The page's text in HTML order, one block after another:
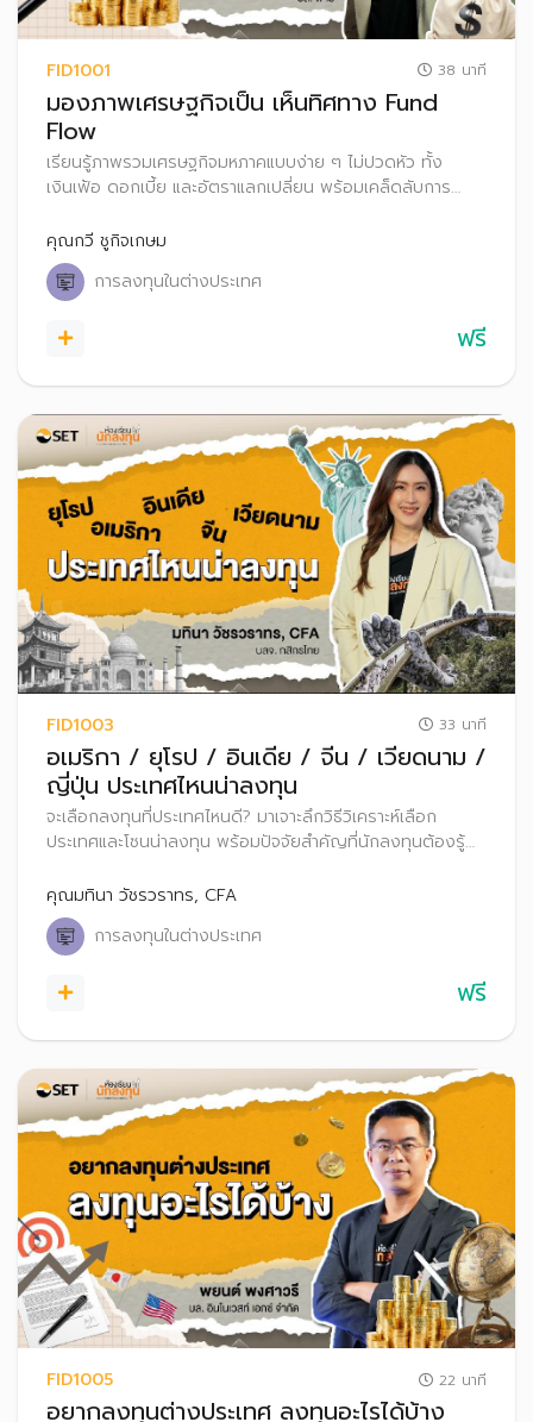
FID1001 38 นาที
มองภาพเศรษฐกิจเป็น เห็นทิศทาง Fund
Flow
เรียนรู้ภาพรวมเศรษฐกิจมหภาคแบบง่าย ๆ ไม่ปวดหัว ทั้ง
เงินเฟ้อ ดอกเบี้ย และอัตราแลกเปลี่ยน พร้อมเคล็ดลับการ
คุณกวี ชูกิจเกษม
การลงทุนในต่างประเทศ
ฟรี
FID1003 33 นาที
อเมริกา / ยุโรป / อินเดีย / จีน / เวียดนาม /
ญี่ปุ่น ประเทศไหนน่าลงทุน
จะเลือกลงทุนที่ประเทศไหนดี? มาเจาะลึกวิธีวิเคราะห์เลือก
ประเทศและโซนน่าลงทุน พร้อมปัจจัยสำคัญที่นักลงทุนต้องรู้
ยุโรป จีน อินเดีย เวียดนาม หรือญี่ปุ่น
คุณมทินา วัชรวราทร, CFA
การลงทุนในต่างประเทศ
ฟรี
FID1005 22 นาที
อยากลงทุนต่างประเทศ ลงทุนอะไรได้บ้าง